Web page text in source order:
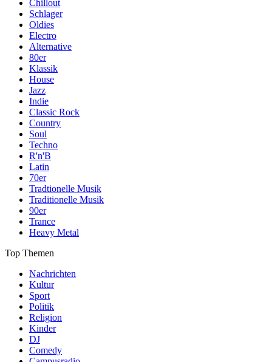
Chillout
Schlager
Oldies
Electro
Alternative
80er
Klassik
House
Jazz
Indie
Classic Rock
Country
Soul
Techno
R'n'B
Latin
70er
Tradtionelle Musik
Traditionelle Musik
90er
Trance
Heavy Metal
Top Themen
Nachrichten
Kultur
Sport
Politik
Religion
Kinder
DJ
Comedy